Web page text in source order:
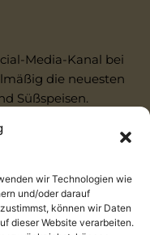
wir Technologien wie
und/oder darauf
können wir Daten
dieser Website verarbeiten.
Media-Kanal bei
die neuesten
Süßspeisen.